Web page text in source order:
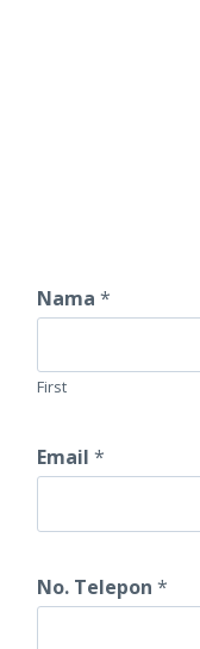
Nama *
First
Email *
No. Telepon *